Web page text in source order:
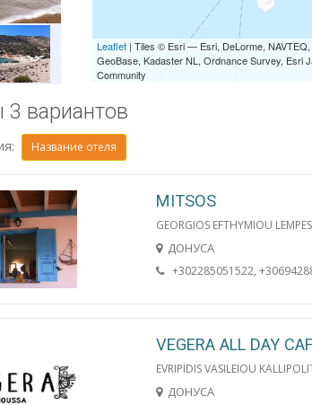
CHURCH IN THE VILLAGE OF DONOUSA
Leaflet | Tiles © Esri — Esri, DeLorme,
GeoBase, Kadaster NL, Ordnance Survey, Esri
Community
вариантов
Название отеля
MITSOS
GEORGIOS EFTHYMIOU
ДОНУСА
+302285051522,
VEGERA ALL DAY
EVRIPIDIS VASILEIOU
ДОНУСА